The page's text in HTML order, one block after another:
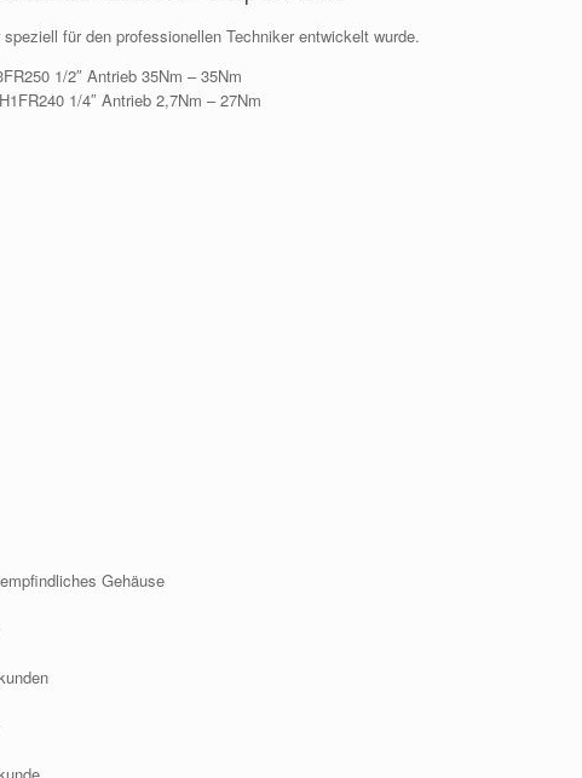
für den professionellen Techniker entwickelt wurde.
1/2″ Antrieb 35Nm – 35Nm
1/4″ Antrieb 2,7Nm – 27Nm
Gehäuse